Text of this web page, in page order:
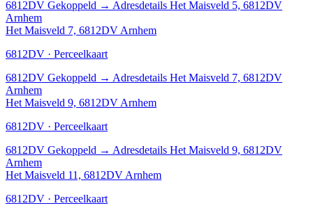
6812DV Gekoppeld → Adresdetails Het Maisveld 5, 6812DV
Arnhem
Het Maisveld 7, 6812DV Arnhem
6812DV · Perceelkaart
6812DV Gekoppeld → Adresdetails Het Maisveld 7, 6812DV
Arnhem
Het Maisveld 9, 6812DV Arnhem
6812DV · Perceelkaart
6812DV Gekoppeld → Adresdetails Het Maisveld 9, 6812DV
Arnhem
Het Maisveld 11, 6812DV Arnhem
6812DV · Perceelkaart